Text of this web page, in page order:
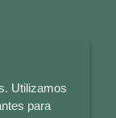
Utilizamos
para